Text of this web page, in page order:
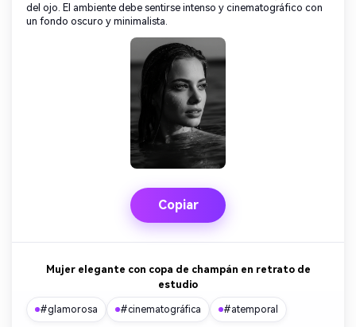
del ojo. El ambiente debe sentirse intenso y cinematográfico con
un fondo oscuro y minimalista.
Copiar
Mujer elegante con copa de champán en retrato de
estudio
#glamorosa #cinematográfica #atemporal